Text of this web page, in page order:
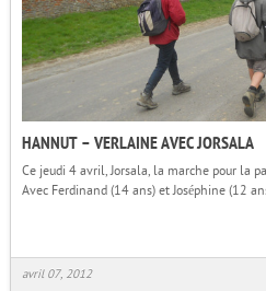
HANNUT – VERLAINE AVEC JORSALA
Ce jeudi 4 avril, Jorsala, la marche pour la
Avec Ferdinand (14 ans) et Joséphine (12
avril 07, 2012